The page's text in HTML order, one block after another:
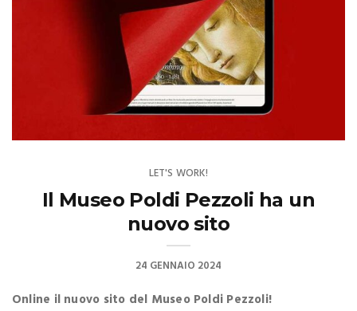
LET'S WORK!
Il Museo Poldi Pezzoli ha un
nuovo sito
24 GENNAIO 2024
Online il nuovo sito del Museo Poldi Pezzoli!